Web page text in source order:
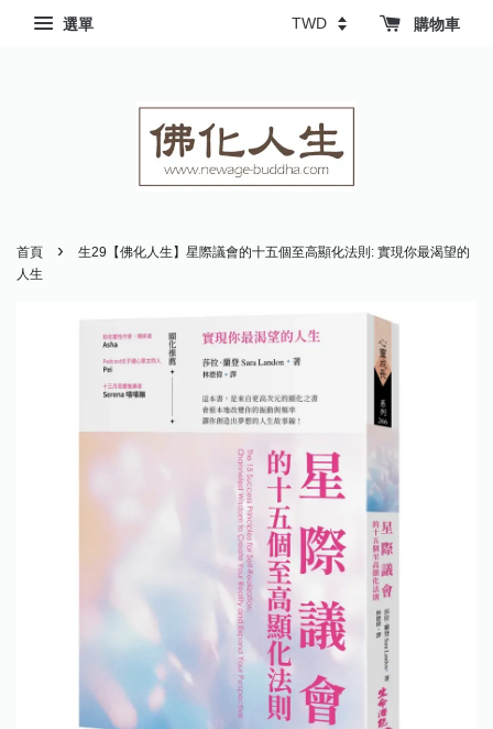
選單 購物車
首頁 ›
生29【佛化人生】星際議會的十五個至高顯化法則: 實現你最渴望的
人生